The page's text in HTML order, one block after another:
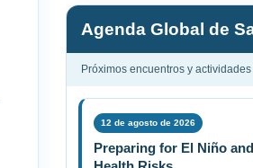
Agenda Global de
Próximos encuentros y
12 de agosto de 2026
Preparing for El Niño